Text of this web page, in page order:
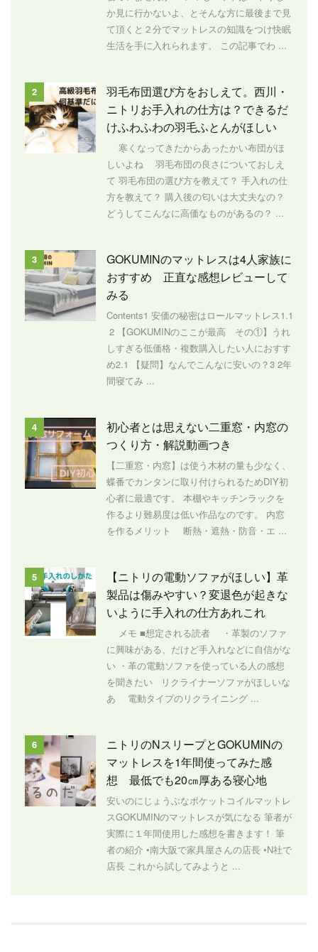
か見に行かないよ、とそんな方に最後まで見
て頂くと２分でマットレスの知識をつけ快眠
生活を手に入れられます。 この記事でわ ...
2
羽毛布団選び方をおしえて。西川・
ニトリお手入れの仕方は？できるだ
けふわふわの羽毛ふとんがほしい
寒くなってきたからあったかい布団がほ
しいよね 羽毛布団の良さについておしえ
て 羽毛布団の選び方を教えて？ 手入れの仕
方を教えて？ 購入後の匂いは大丈夫なの？
どうしてこんなに高価なものがあるの？ ...
3
GOKUMINのマットレスは4人家族に
おすすめ 正直な感想レビューして
みる
Contents1 安価の秘密はロールマットレス1.1
2 【GOKUMINのここが最高 その①】うれ
しすぎる低価格・複数購入したい人におすす
め2.1 【疑問】なんでこんなに安いの？3 2年
間寝てみ ...
4
初心者とは思えない二重窓・内窓の
つくり方・解説動画つき
【二重窓・内窓】は使う木材の量も少なく、
蝶番でカンタンに取り付けられるためDIY初
心者に最適です。 本棚やキッチンラックを
作るより難易度は低い作品なのです。 内窓
を作るメリット 断熱・遮熱・防音・エ ...
5
【ニトリの電動ソファがほしい】革
製品は傷みやすい？変退色が起きな
いように手入れの仕方あれこれ
メモ ■想定される読者 ・革製のソファ
に興味がある、だけど手入れなどに自信がな
い ・革の電動ソファを使っている人の感想
を聞きたい リクライナーソファがほしいな
あ 電動タイプのリクライニング ...
6
ニトリのNスリープとGOKUMINの
マットレスを1年間使ってみた感
想 最低でも20㎝厚ある寝心地
安いのにじょうぶなポケットコイルマットレ
スGOKUMINのマットレスが気になる 筆者が
実際に１年間使用した感想を書きます！ 筆
者の紹介 •南大阪で家具屋さんの店長 •N社で
店長 これから試してみようと ...